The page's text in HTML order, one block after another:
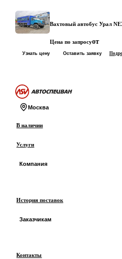
Вахтовый автобус Урал
Цена по запросуот
Узнать цену Оставить заявку
На главную
Москва
В наличии
Услуги
Компания
О производстве
История поставок
Заказчикам
Контакты